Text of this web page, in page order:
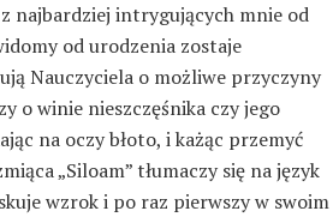
najbardziej intrygujących mnie od
od urodzenia zostaje
Nauczyciela o możliwe przyczyny
o winie nieszczęśnika czy jego
na oczy błoto, i każąc przemyć
„Siloam” tłumaczy się na język
wzrok i po raz pierwszy w swoim